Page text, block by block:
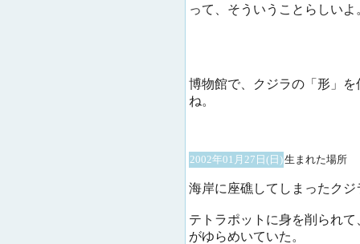
って、そういうことらしいよ
博物館で、クジラの「形」
ね。
2002年01月27日(日)生まれた場所
海岸に座礁してしまったクジ
テトラポットに身を削られ
がゆらめいていた。